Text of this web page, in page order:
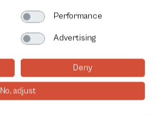
Lieferprogramm
Performance
Advertising
Deny
No, adjust